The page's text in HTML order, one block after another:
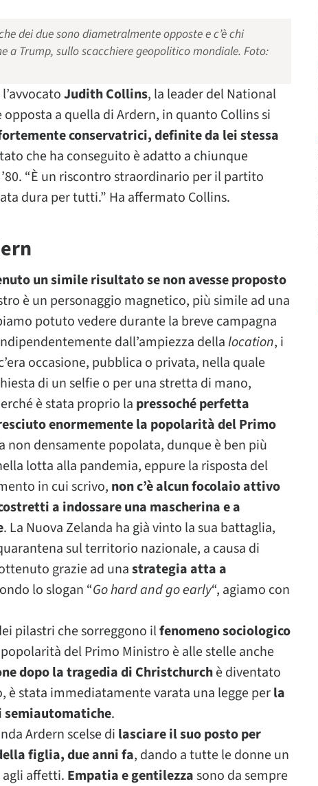
dei due sono diametralmente opposte e c’è chi
a Trump, sullo scacchiere geopolitico mondiale.Foto:
Judith Collins, la leader del National
a quella di Ardern, in quanto Collins si
conservatrici, definite da lei stessa
che ha conseguito è adatto a chiunque
“È un riscontro straordinario per il partito
dura per tutti.” Ha affermato Collins.
un simile risultato se non avesse proposto
è un personaggio magnetico, più simile ad una
potuto vedere durante la breve campagna
dall’ampiezza della location, i
occasione, pubblica o privata, nella quale
di un selfie o per una stretta di mano,
è stata proprio la pressoché perfetta
enormemente la popolarità del Primo
non densamente popolata, dunque è ben più
lotta alla pandemia, eppure la risposta del
in cui scrivo, non c’è alcun focolaio attivo
a indossare una mascherina e a
. La Nuova Zelanda ha già vinto la sua battaglia,
sul territorio nazionale, a causa di
grazie ad unastrategia atta a
lo slogan “Go hard and go early“, agiamo con
pilastri che sorreggono ilfenomeno sociologico
del Primo Ministro è alle stelle anche
dopo la tragedia di Christchurchè diventato
stata immediatamente varata una legge perla
semiautomatiche.
Ardern scelse di lasciare il suo posto per
figlia, due anni fa, dando a tutte le donne un
affetti. Empatia e gentilezzasono da sempre